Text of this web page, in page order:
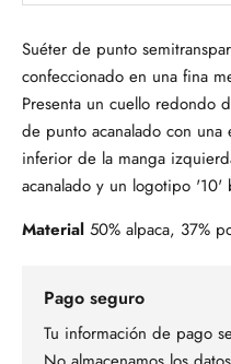
Suéter de punto
confeccionado en una fina
Presenta un cuello redondo
de punto acanalado con
inferior de la manga
acanalado y un logotipo '10'
Material 50% alpaca, 37%
Pago seguro
Tu información de pago